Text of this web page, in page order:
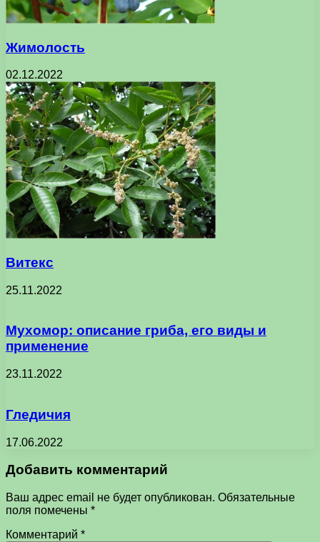
Жимолость
02.12.2022
Витекс
25.11.2022
Мухомор: описание гриба, его виды и
применение
23.11.2022
Гледичия
17.06.2022
Добавить комментарий
Ваш адрес email не будет опубликован. Обязательные
поля помечены *
Комментарий *